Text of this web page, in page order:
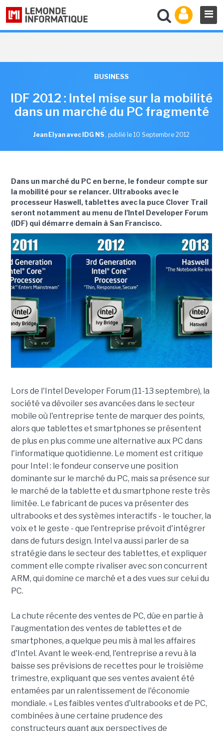
BUSINESS
IDF 2012 : Intel mise sur la mobilité
dans un marché du PC fragmenté
Jean Elyan avec IDG NS , publié le 10 Septembre 2012
Dans un marché du PC en berne, le fondeur compte sur
la mobilité pour se relancer. Ultrabooks avec le
processeur Haswell, tablettes avec la puce Clover Trail
seront notamment au menu de l'Intel Developer Forum
(IDF) qui démarre demain à San Francisco.
Lors de l'Intel Developer Forum (11-13 septembre), la
société va dévoiler ses avancées dans le secteur
mobile où l'entreprise tente de marquer des points,
alors que tablettes et smartphones se présentent
de plus en plus comme une alternative aux PC dans
l'informatique quotidienne. Le moment est critique
pour Intel : le fondeur conserve une position
dominante sur le marché du PC, mais sa présence sur
le marché de la tablette et du smartphone reste très
limitée. Le fabricant de puces va présenter des
ultrabooks et des systèmes interactifs - le toucher, la
voix et le geste - que l'entreprise prévoit d'intégrer
dans de futurs design. Intel va aussi parler de sa
stratégie dans le secteur des tablettes, et expliquer
comment elle compte rivaliser avec son concurrent
ARM, qui domine ce marché et a des vues sur celui du
PC.
La chute récente des ventes de PC, dûe en partie à
l'augmentation des ventes de tablettes et de
smartphones, a quelque peu mis à mal les affaires
d'Intel. Avant le week-end, l'entreprise a revu à la
baisse ses prévisions de recettes pour le troisième
trimestre, expliquant que ses ventes avaient été
entamées par un ralentissement de l'économie
mondiale. « Les faibles ventes d'ultrabooks et de PC,
combinées à une certaine prudence des
constructeurs quant aux perspectives de